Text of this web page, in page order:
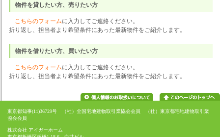
物件を貸したい方、売りたい方
こちらのフォームに入力してご連絡ください。
折り返し、担当者より希望条件にあった最新物件をご紹介します。
物件を借りたい方、買いたい方
こちらのフォームに入力してご連絡ください。
折り返し、担当者より希望条件にあった最新物件をご紹介します。
東京都知事(11)36729号 （社）全国宅地建物取引業協会会員 （社）東京都宅地建物取引業
協会会員
株式会社 アイガーホーム